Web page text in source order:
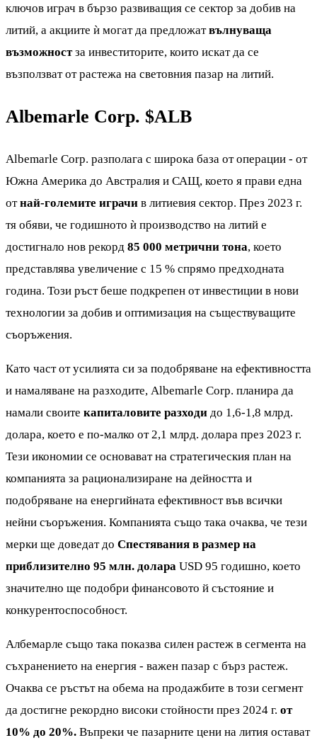
ключов играч в бързо развиващия се сектор за добив на
литий, а акциите ѝ могат да предложатвълнуваща
възможностза инвеститорите, които искат да се
възползват от растежа на световния пазар на литий.
Albemarle Corp. $ALB
Albemarle Corp. разполага с широка база от операции - от
Южна Америка до Австралия и САЩ, което я прави една
отнай-големите играчи в литиевия сектор. През 2023 г.
тя обяви, че годишното ѝ производство на литий е
достигнало нов рекорд 85 000 метрични тона, което
представлява увеличение с 15 % спрямо предходната
година. Този ръст беше подкрепен от инвестиции в нови
технологии за добив и оптимизация на съществуващите
съоръжения.
Като част от усилията си за подобряване на ефективността
и намаляване на разходите, Albemarle Corp. планира да
намали своите капиталовите разходи до 1,6-1,8 млрд.
долара, което е по-малко от 2,1 млрд. долара през 2023 г.
Тези икономии се основават на стратегическия план на
компанията за рационализиране на дейността и
подобряване на енергийната ефективност във всички
нейни съоръжения. Компанията също така очаква, че тези
мерки ще доведат до Спестявания в размер на
приблизително 95 млн. долара USD 95 годишно, което
значително ще подобри финансовото й състояние и
конкурентоспособност.
Албемарле също така показва силен растеж в сегмента на
съхранението на енергия - важен пазар с бърз растеж.
Очаква се ръстът на обема на продажбите в този сегмент
да достигне рекордно високи стойности през 2024 г. от
10% до 20%. Въпреки че пазарните цени на лития остават